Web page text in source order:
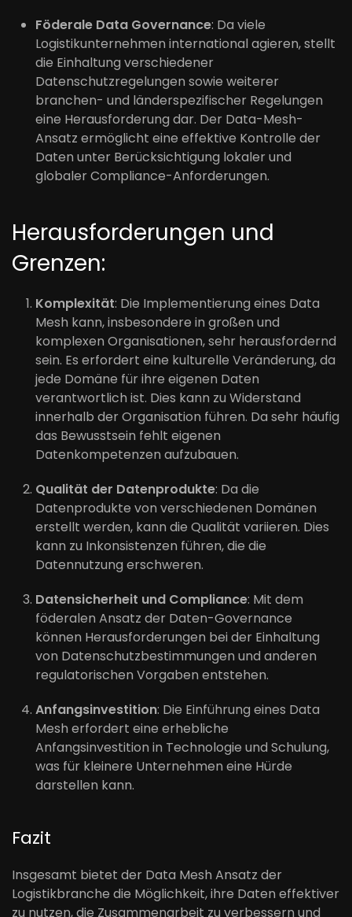
Föderale Data Governance: Da viele
Logistikunternehmen international agieren, stellt
die Einhaltung verschiedener
Datenschutzregelungen sowie weiterer
branchen- und länderspezifischer Regelungen
eine Herausforderung dar. Der Data-Mesh-
Ansatz ermöglicht eine effektive Kontrolle der
Daten unter Berücksichtigung lokaler und
globaler Compliance-Anforderungen.
Herausforderungen und
Grenzen:
Komplexität: Die Implementierung eines Data
Mesh kann, insbesondere in großen und
komplexen Organisationen, sehr herausfordernd
sein. Es erfordert eine kulturelle Veränderung, da
jede Domäne für ihre eigenen Daten
verantwortlich ist. Dies kann zu Widerstand
innerhalb der Organisation führen. Da sehr häufig
das Bewusstsein fehlt eigenen
Datenkompetenzen aufzubauen.
Qualität der Datenprodukte: Da die
Datenprodukte von verschiedenen Domänen
erstellt werden, kann die Qualität variieren. Dies
kann zu Inkonsistenzen führen, die die
Datennutzung erschweren.
Datensicherheit und Compliance: Mit dem
föderalen Ansatz der Daten-Governance
können Herausforderungen bei der Einhaltung
von Datenschutzbestimmungen und anderen
regulatorischen Vorgaben entstehen.
Anfangsinvestition: Die Einführung eines Data
Mesh erfordert eine erhebliche
Anfangsinvestition in Technologie und Schulung,
was für kleinere Unternehmen eine Hürde
darstellen kann.
Fazit
Insgesamt bietet der Data Mesh Ansatz der
Logistikbranche die Möglichkeit, ihre Daten effektiver
zu nutzen, die Zusammenarbeit zu verbessern und